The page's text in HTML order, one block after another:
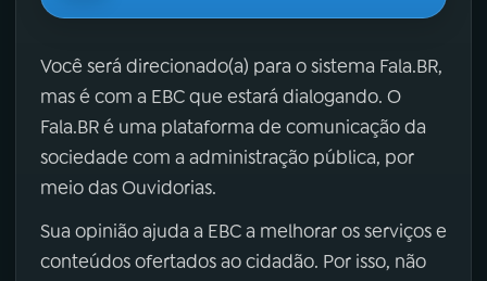
Você será direcionado(a) para o sistema Fala.BR,
mas é com a EBC que estará dialogando. O
Fala.BR é uma plataforma de comunicação da
sociedade com a administração pública, por
meio das Ouvidorias.
Sua opinião ajuda a EBC a melhorar os serviços e
conteúdos ofertados ao cidadão. Por isso, não